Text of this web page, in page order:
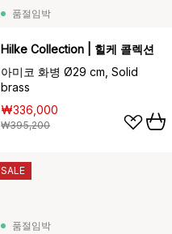
품절임박
Hilke Collection | 힐케 콜렉션
아미코 화병 Ø29 cm, Solid
brass
₩336,000
₩395,200
품절임박
SALE